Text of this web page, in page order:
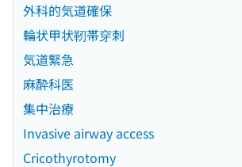
外科的気道確保
輪状甲状靭帯穿刺
気道緊急
麻酔科医
集中治療
Invasive airway access
Cricothyrotomy